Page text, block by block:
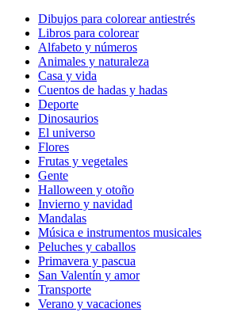
Dibujos para colorear antiestrés
Libros para colorear
Alfabeto y números
Animales y naturaleza
Casa y vida
Cuentos de hadas y hadas
Deporte
Dinosaurios
El universo
Flores
Frutas y vegetales
Gente
Halloween y otoño
Invierno y navidad
Mandalas
Música e instrumentos musicales
Peluches y caballos
Primavera y pascua
San Valentín y amor
Transporte
Verano y vacaciones